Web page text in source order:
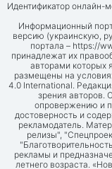
Идентификатор онлайн-
Информационный
версию (украинскую,
портала – https://
принадлежат их
авторами которых
размещены на
4.0 International.
зрения авторов.
опровержению и
достоверность и
рекламодатель.
релизы",
рекламы и
летнего возраста.